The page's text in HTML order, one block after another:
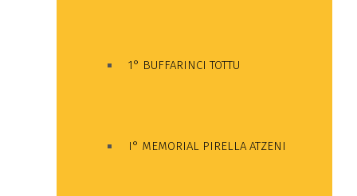
1° BUFFARINCI TOTTU
I° MEMORIAL PIRELLA ATZENI